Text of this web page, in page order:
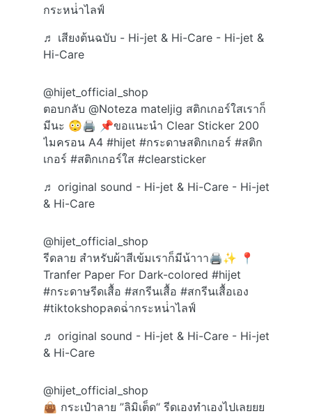
กระหน่ําไลฟ์
♬ เสียงต้นฉบับ - Hi-jet & Hi-Care - Hi-jet &
Hi-Care
@hijet_official_shop
ตอบกลับ @Noteza mateljig สติกเกอร์ใสเราก็
มีนะ 😳🖨️ 📌ขอแนะนำ Clear Sticker 200
ไมครอน A4 #hijet #กระดาษสติกเกอร์ #สติก
เกอร์ #สติกเกอร์ใส #clearsticker
♬ original sound - Hi-jet & Hi-Care - Hi-jet
& Hi-Care
@hijet_official_shop
รีดลาย สำหรับผ้าสีเข้มเราก็มีน้าาา🖨️✨ 📍
Tranfer Paper For Dark-colored #hijet
#กระดาษรีดเสื้อ #สกรีนเสื้อ #สกรีนเสื้อเอง
#tiktokshopลดฉ่ํากระหน่ําไลฟ์
♬ original sound - Hi-jet & Hi-Care - Hi-jet
& Hi-Care
@hijet_official_shop
👜 กระเป๋าลาย ”ลิมิเต็ด“ รีดเองทำเองไปเลยยย